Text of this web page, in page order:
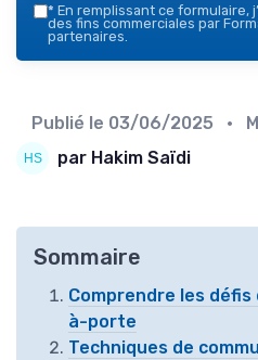
* En remplissant ce formulaire,
des fins commerciales par
partenaires.
Publié le 03/06/2025 •
par Hakim Saïdi
Sommaire
Comprendre les
à-porte
Techniques de